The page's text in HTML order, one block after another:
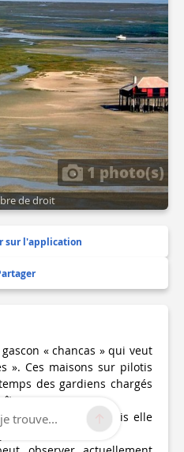
1 photo(s)
de droit
sur l'application
« chancas » qui veut
». Ces maisons sur pilotis
des gardiens chargés
en 1883, mais elle
en 1943.
trouve...